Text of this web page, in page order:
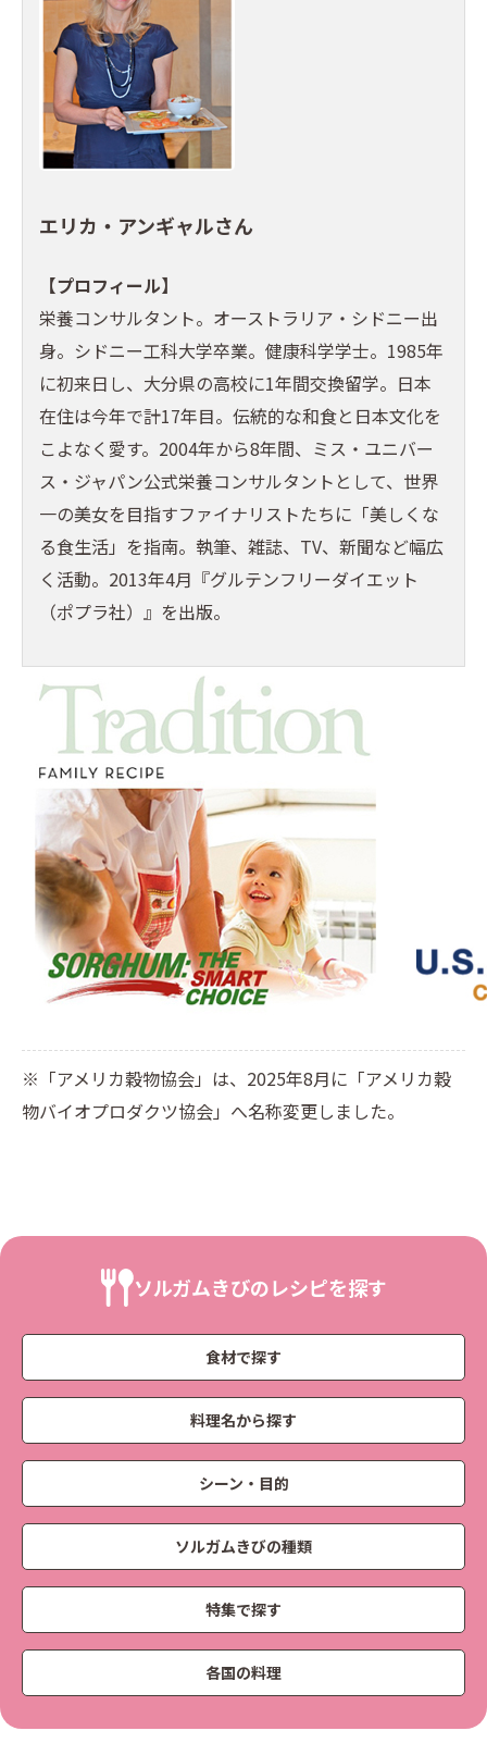
エリカ・アンギャルさん
【プロフィール】
栄養コンサルタント。オーストラリア・シドニー出
身。シドニー工科大学卒業。健康科学学士。1985年
に初来日し、大分県の高校に1年間交換留学。日本
在住は今年で計17年目。伝統的な和食と日本文化を
こよなく愛す。2004年から8年間、ミス・ユニバー
ス・ジャパン公式栄養コンサルタントとして、世界
一の美女を目指すファイナリストたちに「美しくな
る食生活」を指南。執筆、雑誌、TV、新聞など幅広
く活動。2013年4月『グルテンフリーダイエット
（ポプラ社）』を出版。
※「アメリカ穀物協会」は、2025年8月に「アメリカ穀
物バイオプロダクツ協会」へ名称変更しました。
ソルガムきびのレシピを探す
食材で探す
料理名から探す
シーン・目的
ソルガムきびの種類
特集で探す
各国の料理